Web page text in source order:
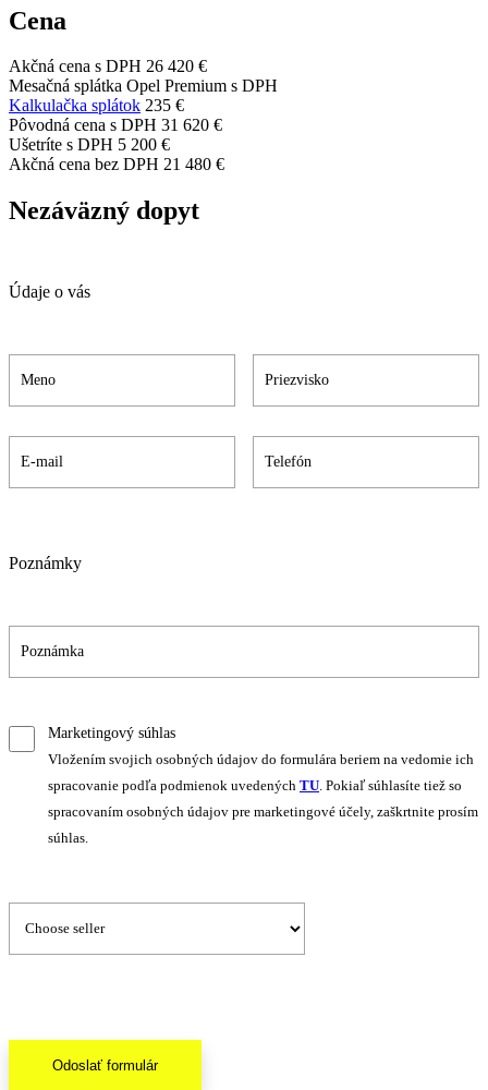
Cena
Akčná cena s DPH 26 420 €
Mesačná splátka Opel Premium s DPH
Kalkulačka splátok 235 €
Pôvodná cena s DPH 31 620 €
Ušetríte s DPH 5 200 €
Akčná cena bez DPH 21 480 €
Nezáväzný dopyt
Údaje o vás
Poznámky
Marketingový súhlas
Vložením svojich osobných údajov do formulára beriem na vedomie ich
spracovanie podľa podmienok uvedených TU . Pokiaľ súhlasíte tiež so
spracovaním osobných údajov pre marketingové účely, zaškrtnite prosím
súhlas.
Odoslať formulár